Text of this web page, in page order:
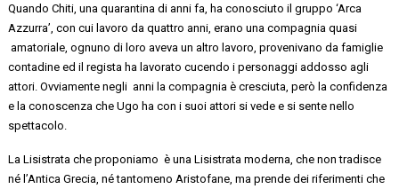
Quando Chiti, una quarantina di anni fa, ha conosciuto il gruppo ‘Arca
Azzurra’, con cui lavoro da quattro anni, erano una compagniaquasi
amatoriale , ognuno di loro aveva un altro lavoro, provenivano da famiglie
contadine ed il regista ha lavorato cucendo i personaggi addosso agli
attori. Ovviamentenegli anni la compagnia è cresciuta, però la confidenza
e la conoscenza cheUgo ha con i suoi attori si vede e si sente nello
spettacolo.
LaLisistrata cheproponiamo è una Lisistrata moderna, che non tradisce
né l’Antica Grecia, né tantomeno Aristofane, ma prende dei riferimenti che